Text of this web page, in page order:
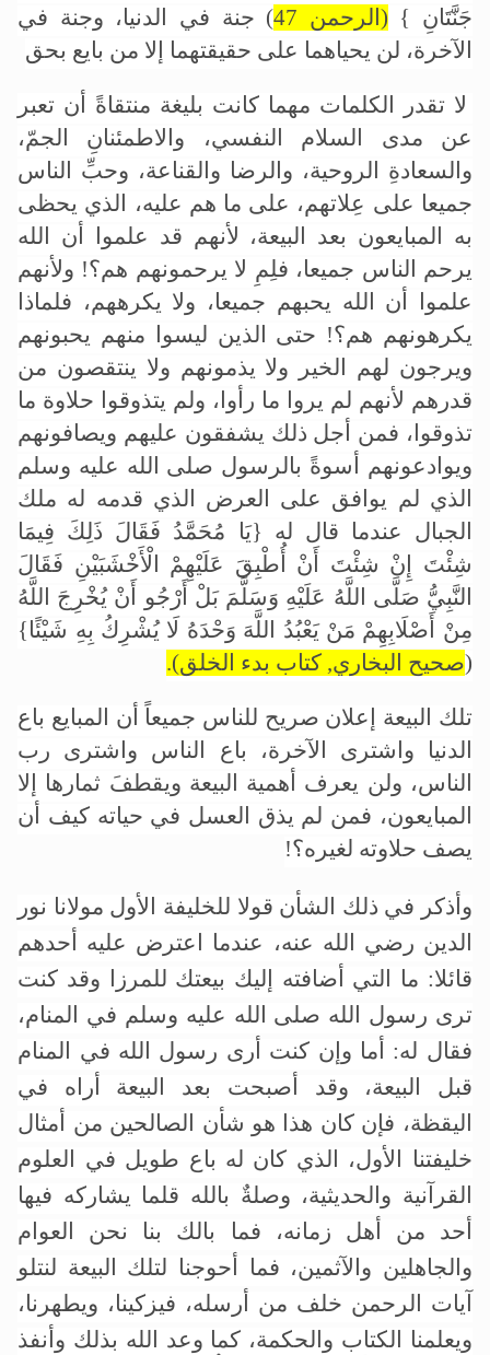
جَنَّتَانِ } (الرحمن 47 ) جنة في الدنيا، وجنة في
الآخرة، لن يحياهما على حقيقتهما إلا من بايع بحق
لا تقدر الكلمات مهما كانت بليغة منتقاةً أن تعبر
عن مدى السلام النفسي، والاطمئنانِ الجمّ،
والسعادةِ الروحية، والرضا والقناعة، وحبِّ الناس
جميعا على عِلاتهم، على ما هم عليه، الذي يحظى
به المبايعون بعد البيعة، لأنهم قد علموا أن الله
يرحم الناس جميعا، فلِمِ لا يرحمونهم هم؟! ولأنهم
علموا أن الله يحبهم جميعا، ولا يكرههم، فلماذا
يكرهونهم هم؟! حتى الذين ليسوا منهم يحبونهم
ويرجون لهم الخير ولا يذمونهم ولا ينتقصون من
قدرهم لأنهم لم يروا ما رأوا، ولم يتذوقوا حلاوة ما
تذوقوا، فمن أجل ذلك يشفقون عليهم ويصافونهم
ويوادعونهم أسوةً بالرسول صلى الله عليه وسلم
الذي لم يوافق على العرض الذي قدمه له ملك
الجبال عندما قال له {يَا مُحَمَّدُ فَقَالَ ذَلِكَ فِيمَا
شِئْتَ إِنْ شِئْتَ أَنْ أُطْبِقَ عَلَيْهِمْ الْأَخْشَبَيْنِ فَقَالَ
النَّبِيُّ صَلَّى اللَّهُ عَلَيْهِ وَسَلَّمَ بَلْ أَرْجُو أَنْ يُخْرِجَ اللَّهُ
مِنْ أَصْلَابِهِمْ مَنْ يَعْبُدُ اللَّهَ وَحْدَهُ لَا يُشْرِكُ بِهِ شَيْئًا}
(صحيح البخاري, كتاب بدء الخلق).
تلك البيعة إعلان صريح للناس جميعاً أن المبايع باع
الدنيا واشترى الآخرة، باع الناس واشترى رب
الناس، ولن يعرف أهمية البيعة ويقطفَ ثمارها إلا
المبايعون، فمن لم يذق العسل في حياته كيف أن
يصف حلاوته لغيره؟!
وأذكر في ذلك الشأن قولا للخليفة الأول مولانا نور
الدين رضي الله عنه، عندما اعترض عليه أحدهم
قائلا: ما التي أضافته إليك بيعتك للمرزا وقد كنت
ترى رسول الله صلى الله عليه وسلم في المنام،
فقال له: أما وإن كنت أرى رسول الله في المنام
قبل البيعة، وقد أصبحت بعد البيعة أراه في
اليقظة، فإن كان هذا هو شأن الصالحين من أمثال
خليفتنا الأول، الذي كان له باع طويل في العلوم
القرآنية والحديثية، وصلةٌ بالله قلما يشاركه فيها
أحد من أهل زمانه، فما بالك بنا نحن العوام
والجاهلين والآثمين، فما أحوجنا لتلك البيعة لنتلو
آيات الرحمن خلف من أرسله، فيزكينا، ويطهرنا،
ويعلمنا الكتاب والحكمة، كما وعد الله بذلك وأنفذ